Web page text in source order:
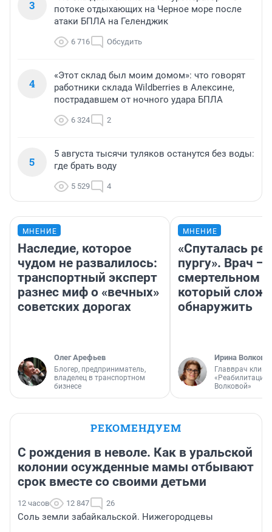
3
потоке отдыхающих на Черное море после
атаки БПЛА на Геленджик
6 716 Обсудить
4
«Этот склад был моим домом»: что говорят
работники склада Wildberries в Алексине,
пострадавшем от ночного удара БПЛА
6 324 2
5
5 августа тысячи туляков останутся без воды:
где брать воду
5 529 4
МНЕНИЕ
Наследие, которое
чудом не развалилось:
транспортный эксперт
разнес миф о «вечных»
советских дорогах
Олег Арефьев
Блогер, предприниматель,
владелец в транспортном
бизнесе
МНЕНИЕ
«Спуталась
пургу». Врач —
смертельном
который
обнаружить
Ирина Волкова
Главврач
«Реабилитация
Волковой»
РЕКОМЕНДУЕМ
С рождения в неволе. Как в уральской
колонии осужденные мамы отбывают
срок вместе со своими детьми
12 часов 12 847 26
Соль земли забайкальской. Нижегородцевы